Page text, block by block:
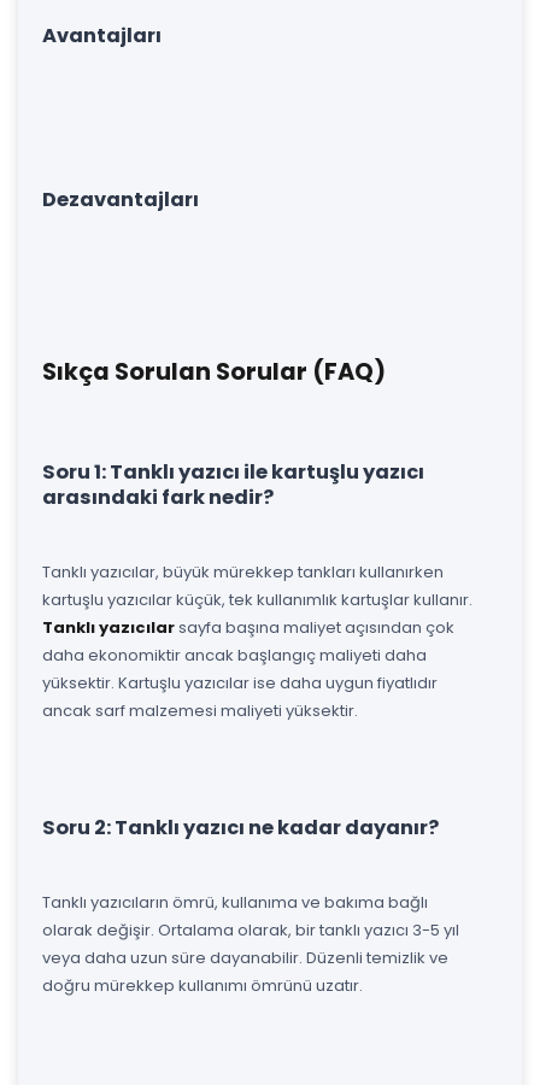
Avantajları
Dezavantajları
Sıkça Sorulan Sorular (FAQ)
Soru 1: Tanklı yazıcı ile kartuşlu yazıcı
arasındaki fark nedir?
Tanklı yazıcılar, büyük mürekkep tankları kullanırken
kartuşlu yazıcılar küçük, tek kullanımlık kartuşlar kullanır.
Tanklı yazıcılarsayfa başına maliyet açısından çok
daha ekonomiktir ancak başlangıç maliyeti daha
yüksektir. Kartuşlu yazıcılar ise daha uygun fiyatlıdır
ancak sarf malzemesi maliyeti yüksektir.
Soru 2: Tanklı yazıcı ne kadar dayanır?
Tanklı yazıcıların ömrü, kullanıma ve bakıma bağlı
olarak değişir. Ortalama olarak, bir tanklı yazıcı 3-5 yıl
veya daha uzun süre dayanabilir. Düzenli temizlik ve
doğru mürekkep kullanımı ömrünü uzatır.